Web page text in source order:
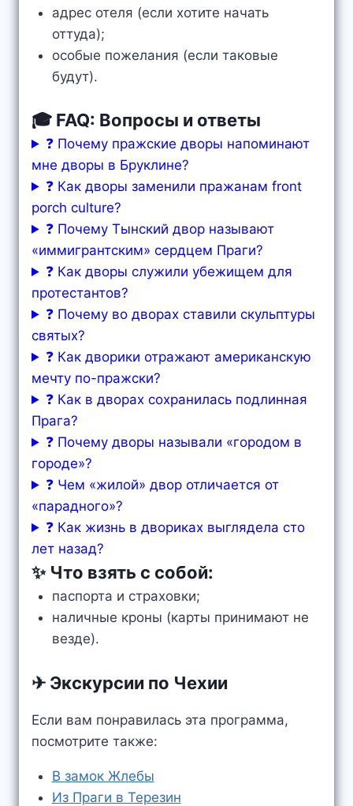
адрес отеля (если хотите начать
оттуда);
особые пожелания (если таковые
будут).
🎓 FAQ: Вопросы и ответы
❓ Почему пражские дворы напоминают
мне дворы в Бруклине?
❓ Как дворы заменили пражанам front
porch culture?
❓ Почему Тынский двор называют
«иммигрантским» сердцем Праги?
❓ Как дворы служили убежищем для
протестантов?
❓ Почему во дворах ставили скульптуры
святых?
❓ Как дворики отражают американскую
мечту по-пражски?
❓ Как в дворах сохранилась подлинная
Прага?
❓ Почему дворы называли «городом в
городе»?
❓ Чем «жилой» двор отличается от
«парадного»?
❓ Как жизнь в двориках выглядела сто
лет назад?
✨ Что взять с собой:
паспорта и страховки;
наличные кроны (карты принимают не
везде).
✈ Экскурсии по Чехии
Если вам понравилась эта программа,
посмотрите также:
В замок Жлебы
Из Праги в Терезин